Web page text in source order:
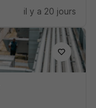
il y a 20 jours